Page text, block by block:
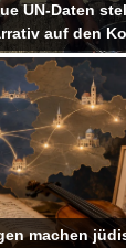
UN-Daten
auf den
machen